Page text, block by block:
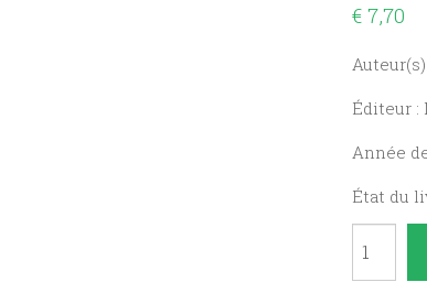
€ 7,70
Éditeur :
Année
État du